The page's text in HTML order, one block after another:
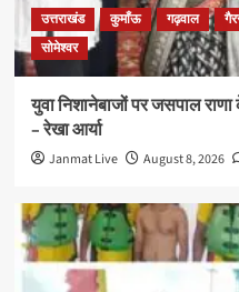
उत्तराखंड कुमाँऊ गढ़वाल
सोमेश्वर
युवा निशानेबाजों पर जसपाल
– रेखा आर्या
Janmat Live August 8, 2026